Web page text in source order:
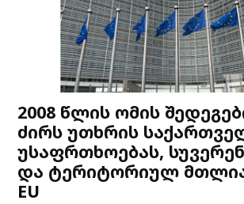
2008 წლის ომის
ძირს უთხრის
უსაფრთხოებას,
და ტერიტორიულ
EU